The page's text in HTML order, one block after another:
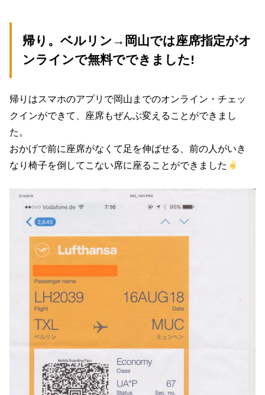
帰り。ベルリン→岡山では座席指定がオ
ンラインで無料でできました!
帰りはスマホのアプリで岡山までのオンライン・チェッ
クインができて、座席もぜんぶ変えることができまし
た。
おかげで前に座席がなくて足を伸ばせる、前の人がいき
なり椅子を倒してこない席に座ることができました